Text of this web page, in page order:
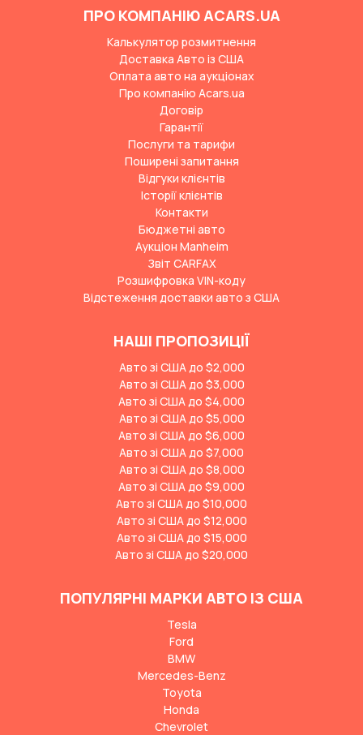
ПРО КОМПАНІЮ ACARS.UA
Калькулятор розмитнення
Доставка Авто із США
Оплата авто на аукціонах
Про компанію Acars.ua
Договір
Гарантії
Послуги та тарифи
Поширені запитання
Відгуки клієнтів
Історії клієнтів
Контакти
Бюджетні авто
Аукціон Manheim
Звіт CARFAX
Розшифровка VIN-коду
Відстеження доставки авто з США
НАШІ ПРОПОЗИЦІЇ
Авто зі США до $2,000
Авто зі США до $3,000
Авто зі США до $4,000
Авто зі США до $5,000
Авто зі США до $6,000
Авто зі США до $7,000
Авто зі США до $8,000
Авто зі США до $9,000
Авто зі США до $10,000
Авто зі США до $12,000
Авто зі США до $15,000
Авто зі США до $20,000
ПОПУЛЯРНІ МАРКИ АВТО ІЗ США
Tesla
Ford
BMW
Mercedes-Benz
Toyota
Honda
Chevrolet